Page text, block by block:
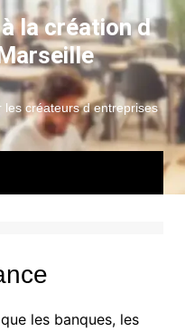
la création d
les créateurs d entreprises
les banques, les